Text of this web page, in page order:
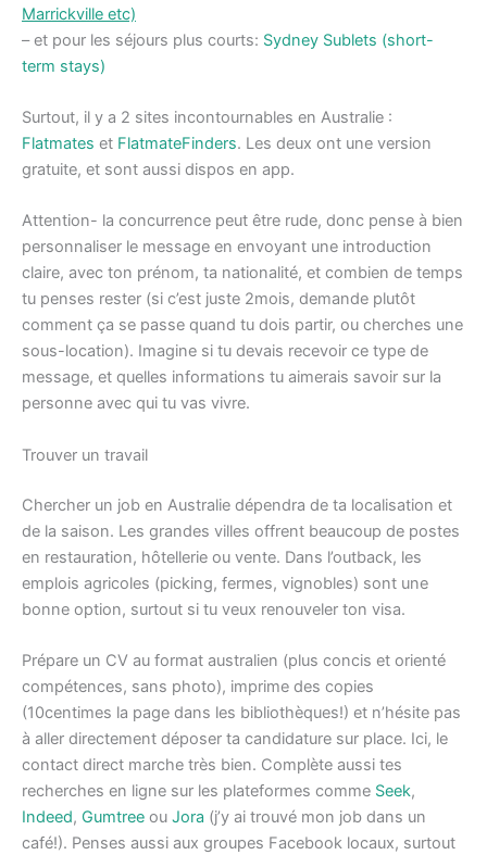
Marrickville etc)
– et pour les séjours plus courts: Sydney Sublets (short-
term stays)
Surtout, il y a 2 sites incontournables en Australie :
Flatmates et FlatmateFinders. Les deux ont une version
gratuite, et sont aussi dispos en app.
Attention- la concurrence peut être rude, donc pense à bien
personnaliser le message en envoyant une introduction
claire, avec ton prénom, ta nationalité, et combien de temps
tu penses rester (si c’est juste 2mois, demande plutôt
comment ça se passe quand tu dois partir, ou cherches une
sous-location). Imagine si tu devais recevoir ce type de
message, et quelles informations tu aimerais savoir sur la
personne avec qui tu vas vivre.
Trouver un travail
Chercher un job en Australie dépendra de ta localisation et
de la saison. Les grandes villes offrent beaucoup de postes
en restauration, hôtellerie ou vente. Dans l’outback, les
emplois agricoles (picking, fermes, vignobles) sont une
bonne option, surtout si tu veux renouveler ton visa.
Prépare un CV au format australien (plus concis et orienté
compétences, sans photo), imprime des copies
(10centimes la page dans les bibliothèques!) et n’hésite pas
à aller directement déposer ta candidature sur place. Ici, le
contact direct marche très bien. Complète aussi tes
recherches en ligne sur les plateformes comme Seek,
Indeed, Gumtree ou Jora (j’y ai trouvé mon job dans un
café!). Penses aussi aux groupes Facebook locaux, surtout